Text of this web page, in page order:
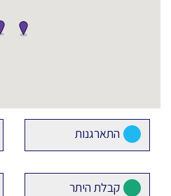
התארגנות
קבלת היתר